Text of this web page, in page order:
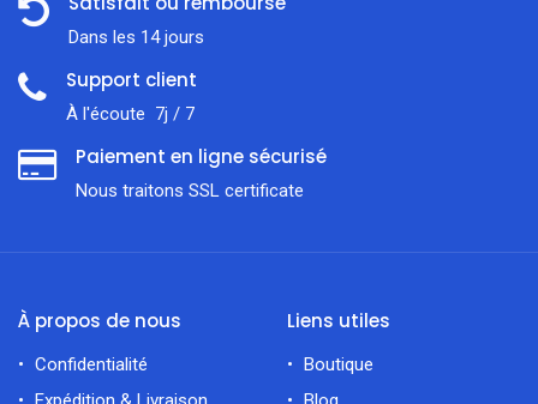
Dans les 14 jours
Support client
À l'écoute 7j / 7
Paiement en ligne sécurisé
Nous traitons SSL сertificate
À propos de nous
Confidentialité
Liens utiles
Boutique